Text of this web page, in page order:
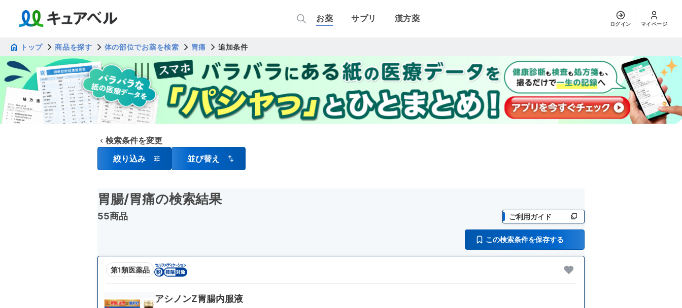
お薬 サプリ 漢方薬
ログイン マイページ
トップ 商品を探す 体の部位でお薬を検索 胃痛 追加条件
検索条件を変更
絞り込み
並び替え
胃腸/胃痛の検索結果
55商品 ご利用ガイド
この検索条件を保存する
第1類医薬品
アシノンZ胃腸内服液